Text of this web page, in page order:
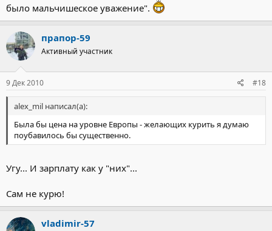
было мальчишеское уважение".
прапор-59
Активный участник
9 Дек 2010 #18
alex_mil написал(а):
Была бы цена на уровне Европы - желающих курить я думаю
поубавилось бы существенно.
Угу... И зарплату как у "них"...
Сам не курю!
vladimir-57